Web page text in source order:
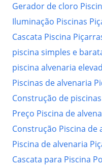
Gerador de cloro
Iluminação Piscinas
Cascata Piscina
piscina simples e
piscina alvenaria
Piscinas de alvenaria
Construção de
Preço Piscina de
Construção Piscina de
Piscina de alvenaria
Cascata para Piscina